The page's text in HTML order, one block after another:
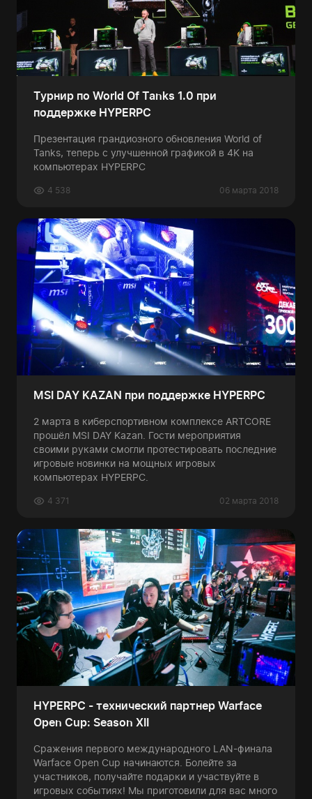
Турнир по World Of Tanks 1.0 при
поддержке HYPERPC
Презентация грандиозного обновления World of
Tanks, теперь с улучшенной графикой в 4K на
компьютерах HYPERPC
06 марта 2018
4 538
MSI DAY KAZAN при поддержке HYPERPC
2 марта в киберспортивном комплексе ARTCORE
прошёл MSI DAY Kazan. Гости мероприятия
своими руками смогли протестировать последние
игровые новинки на мощных игровых
компьютерах HYPERPC.
02 марта 2018
4 371
HYPERPC - технический партнер Warface
Open Cup: Season XII
Сражения первого международного LAN-финала
Warface Open Cup начинаются. Болейте за
участников, получайте подарки и участвуйте в
игровых событиях! Мы приготовили для вас много